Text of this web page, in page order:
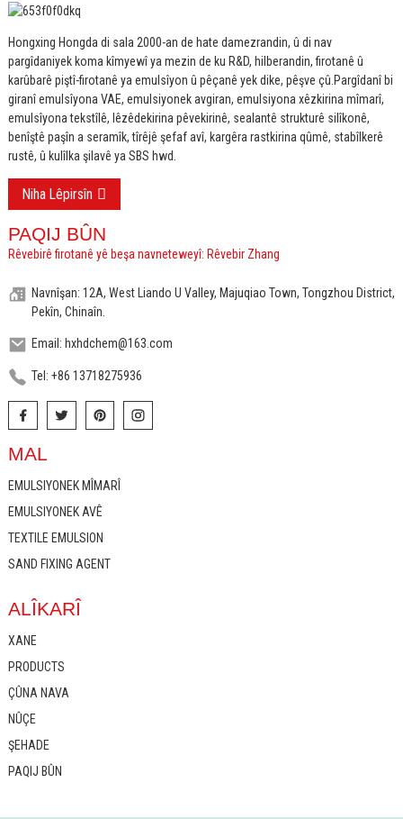
Hongxing Hongda di sala 2000-an de hate damezrandin, û di nav
pargîdaniyek koma kîmyewî ya mezin de ku R&D, hilberandin, firotanê û
karûbarê piştî-firotanê ya emulsîyon û pêçanê yek dike, pêşve çû. Pargîdanî bi
giranî emulsîyona VAE, emulsiyonek avgiran, emulsiyona xêzkirina mîmarî,
emulsîyona tekstîlê, lêzêdekirina pêvekirinê, sealantê strukturê silîkonê,
benîştê paşîn a seramîk, tîrêjê şefaf avî, kargêra rastkirina qûmê, stabîlkerê
rustê, û kulîlka şilavê ya SBS hwd.
Niha Lêpirsîn
PAQIJ BÛN
Rêvebirê firotanê yê beşa navneteweyî: Rêvebir Zhang
Navnîşan: 12A, West Liando U Valley, Majuqiao Town, Tongzhou District,
Pekîn, Chinaîn.
Email: hxhdchem@163.com
Tel: +86 13718275936
MAL
EMULSIYONEK MÎMARÎ
EMULSIYONEK AVÊ
TEXTILE EMULSION
SAND FIXING AGENT
ALÎKARÎ
XANE
PRODUCTS
ÇÛNA NAVA
NÛÇE
ŞEHADE
PAQIJ BÛN